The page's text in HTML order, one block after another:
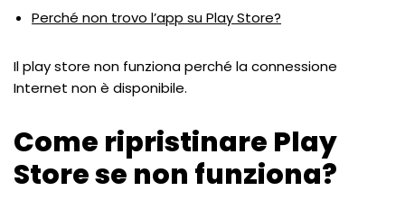
Perché non trovo l’app su Play Store?
Il play store non funziona perché la connessione
Internet non è disponibile.
Come ripristinare Play
Store se non funziona?